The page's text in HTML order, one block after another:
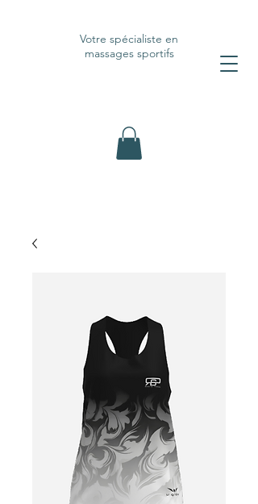
Votre spécialiste en
massages sportifs